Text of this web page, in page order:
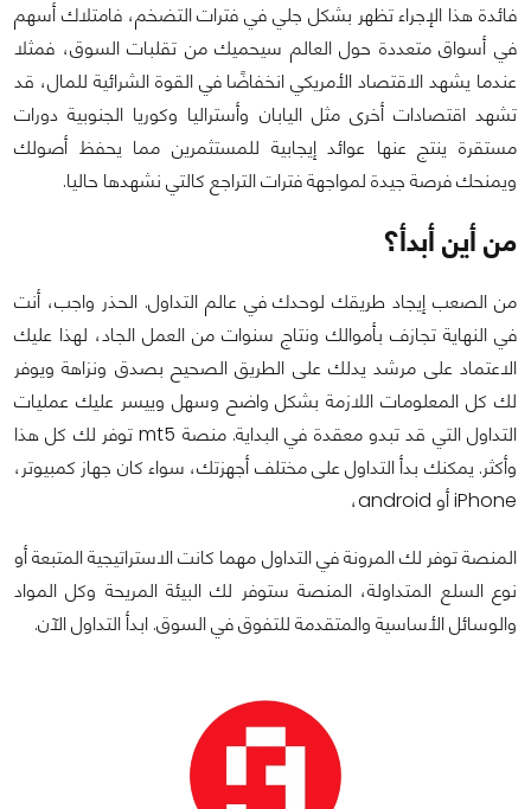
فائدة هذا الإجراء تظهر بشكل جلي في فترات التضخم، فامتلاك أسهم
في أسواق متعددة حول العالم سيحميك من تقلبات السوق، فمثلا
عندما يشهد الاقتصاد الأمريكي انخفاضًا في القوة الشرائية للمال، قد
تشهد اقتصادات أخرى مثل اليابان وأستراليا وكوريا الجنوبية دورات
مستقرة ينتج عنها عوائد إيجابية للمستثمرين مما يحفظ أصولك
ويمنحك فرصة جيدة لمواجهة فترات التراجع كالتي نشهدها حاليا.
من أين أبدأ؟
من الصعب إيجاد طريقك لوحدك في عالم التداول. الحذر واجب، أنت
في النهاية تجازف بأموالك ونتاج سنوات من العمل الجاد، لهذا عليك
الاعتماد على مرشد يدلك على الطريق الصحيح بصدق ونزاهة ويوفر
لك كل المعلومات اللازمة بشكل واضح وسهل وييسر عليك عمليات
التداول التي قد تبدو معقدة في البداية. منصة mt5توفر لك كل هذا
وأكثر. يمكنك بدأ التداول على مختلف أجهزتك، سواء كان جهاز كمبيوتر،
iPhone أو android،
المنصة توفر لك المرونة في التداول مهما كانت الاستراتيجية المتبعة أو
نوع السلع المتداولة، المنصة ستوفر لك البيئة المريحة وكل المواد
والوسائل الأساسية والمتقدمة للتفوق في السوق. ابدأ التداول الآن.